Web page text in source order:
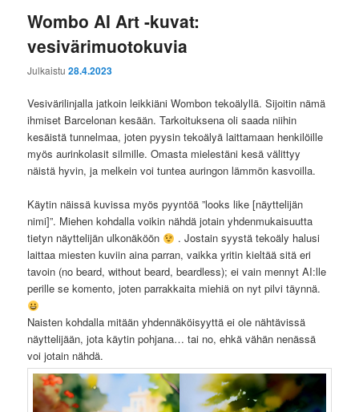
Wombo AI Art -kuvat:
vesivärimuotokuvia
Julkaistu28.4.2023
Vesivärilinjalla jatkoin leikkiäni Wombon tekoälyllä. Sijoitin nämä
ihmiset Barcelonan kesään. Tarkoituksena oli saada niihin
kesäistä tunnelmaa, joten pyysin tekoälyä laittamaan henkilöille
myös aurinkolasit silmille. Omasta mielestäni kesä välittyy
näistä hyvin, ja melkein voi tuntea auringon lämmön kasvoilla.
Käytin näissä kuvissa myös pyyntöä ”looks like [näyttelijän
nimi]”. Miehen kohdalla voikin nähdä jotain yhdenmukaisuutta
tietyn näyttelijän ulkonäköön
. Jostain syystä tekoäly halusi
laittaa miesten kuviin aina parran, vaikka yritin kieltää sitä eri
tavoin (no beard, without beard, beardless); ei vain mennyt AI:lle
perille se komento, joten parrakkaita miehiä on nyt pilvi täynnä.
Naisten kohdalla mitään yhdennäköisyyttä ei ole nähtävissä
näyttelijään, jota käytin pohjana… tai no, ehkä vähän nenässä
voi jotain nähdä.